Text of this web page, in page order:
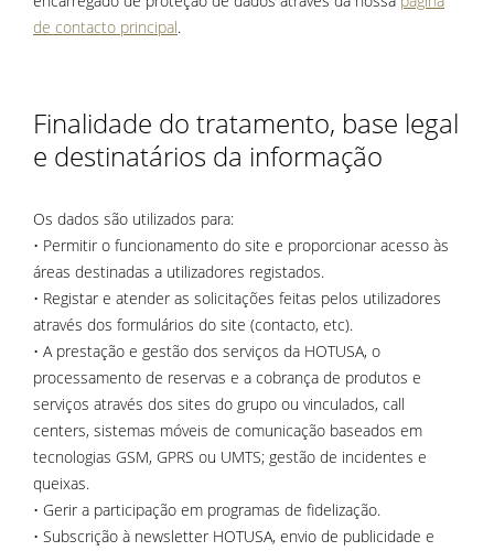
de contacto principal.
Finalidade do tratamento, base legal
e destinatários da informação
Os dados são utilizados para:
• Permitir o funcionamento do site e proporcionar acesso às
áreas destinadas a utilizadores registados.
• Registar e atender as solicitações feitas pelos utilizadores
através dos formulários do site (contacto, etc).
• A prestação e gestão dos serviços da HOTUSA, o
processamento de reservas e a cobrança de produtos e
serviços através dos sites do grupo ou vinculados, call
centers, sistemas móveis de comunicação baseados em
tecnologias GSM, GPRS ou UMTS; gestão de incidentes e
queixas.
• Gerir a participação em programas de fidelização.
• Subscrição à newsletter HOTUSA, envio de publicidade e